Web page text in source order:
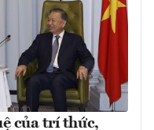
của trí thức,